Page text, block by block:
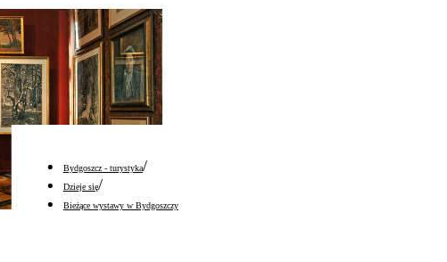
Bydgoszcz - turystyka/
Dzieje się/
Bieżące wystawy w Bydgoszczy